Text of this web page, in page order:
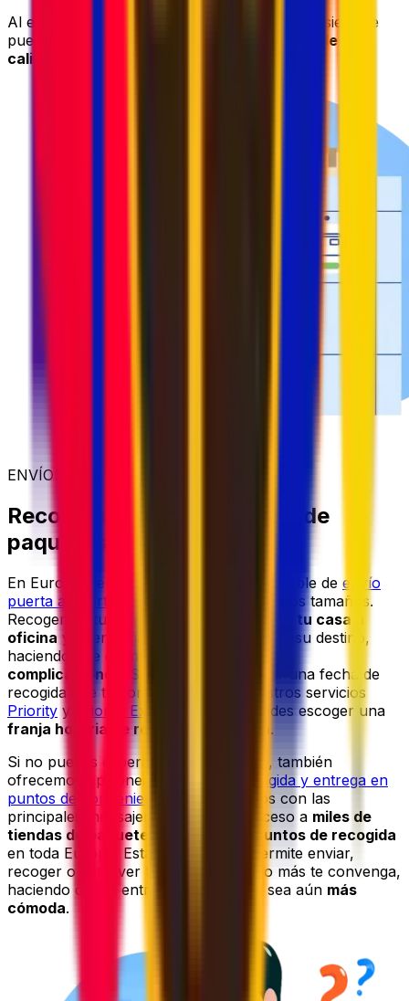
Al enviar tu paquete a Perú con Eurosender, siempre
puedes contar con
servicios de mensajería de alta
calidad a precios competitivos
ENVÍOS MÁS SENCILLOS
Recogida y entrega flexible de
paquetes
En Eurosender, ofrecemos un servicio fiable de envío
puerta a puerta
para artículos de todos los tamaños.
Recogemos tu paquete
directamente en tu casa u
oficina y lo entregamos directamente en su destino,
haciendo que el envío sea
complicaciones
. Siempre puedes elegir una fecha de
recogida que te convenga, y con nuestros servicios
Priority y Priority Express
incluso puedes escoger una
franja horaria de recogida preferida .
Si no puedes esperar a un mensajero, también
ofrecemos opciones flexibles de
recogida y entrega en
puntos de conveniencia
. Al asociarnos con las
principales mensajerías, te damos acceso a miles de
tiendas de paquetería, taquillas y puntos de recogida
en toda Europa. Esta amplia red te permite enviar,
recoger o devolver tus envíos cuando más te convenga,
haciendo que la entrega de paquetes sea aún más
cómoda.